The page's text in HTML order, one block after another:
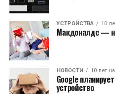
УСТРОЙСТВА 10
Макдоналдс —
НОВОСТИ 10 лет
Google
устройство